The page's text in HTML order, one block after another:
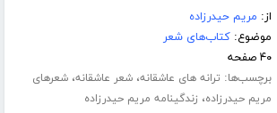
از: مریم حیدرزاده
موضوع:کتاب‌های شعر
۴۰ صفحه
برچسب‌ها: ترانه های عاشقانه،شعر عاشقانه،شعرهای
مریم حیدرزاده، زندگینامه مریم حیدرزاده